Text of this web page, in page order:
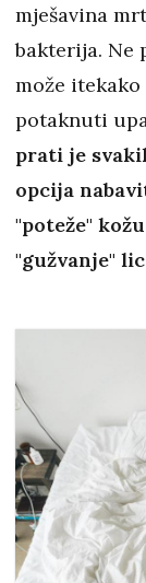
mješavina
bakterija. Ne
može
potaknuti
prati je
opcija
"poteže"
"gužvanje"